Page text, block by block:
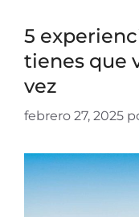
5
tienes que
vez
febrero 27, 2025